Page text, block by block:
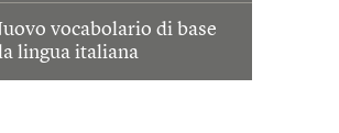
vocabolario di base
lingua italiana